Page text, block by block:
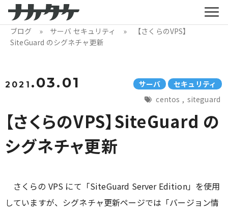
ブログ » サーバ セキュリティ
» 【さくらのVPS】
SiteGuard のシグネチャ更新
2021 .03.01 サーバ
セキュリティ
centos , siteguard
【さくらのVPS】SiteGuard の
シグネチャ更新
さくらの VPS にて「SiteGuard Server Edition」を使用
していますが、シグネチャ更新ページでは「バージョン情